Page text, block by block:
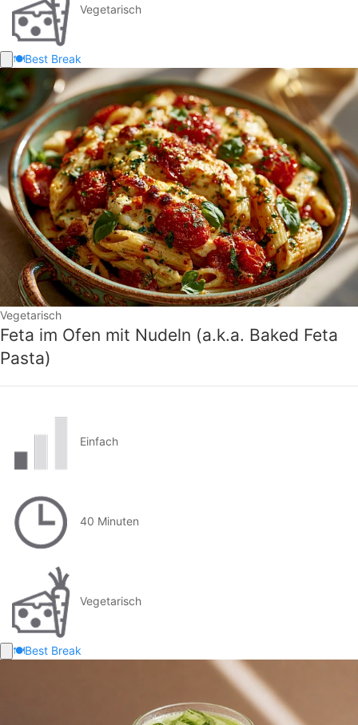
Vegetarisch
🍽️Best Break
Vegetarisch
Feta im Ofen mit Nudeln (a.k.a. Baked Feta
Pasta)
Einfach
40 Minuten
Vegetarisch
🍽️Best Break